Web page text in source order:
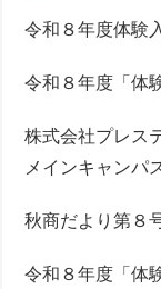
令和８年度体験
令和８年度「体
株式会社プレス
メインキャンパ
秋商だより第８
令和８年度「体